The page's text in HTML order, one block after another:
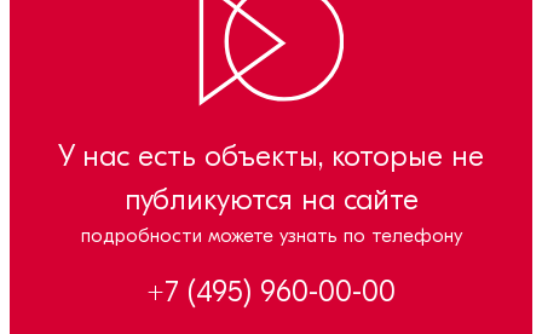
У нас есть объекты, которые не
публикуются на сайте
подробности можете узнать по телефону
+7 (495) 960-00-00